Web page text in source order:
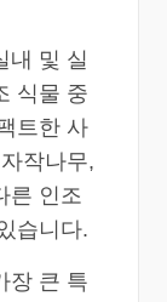
내 및 실
식물 중
트한 사
작나무,
른 인조
습니다.
장 큰 특